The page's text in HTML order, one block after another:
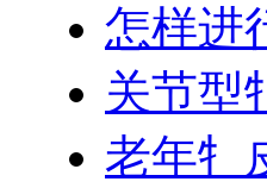
怎样进
关节型
老年牜